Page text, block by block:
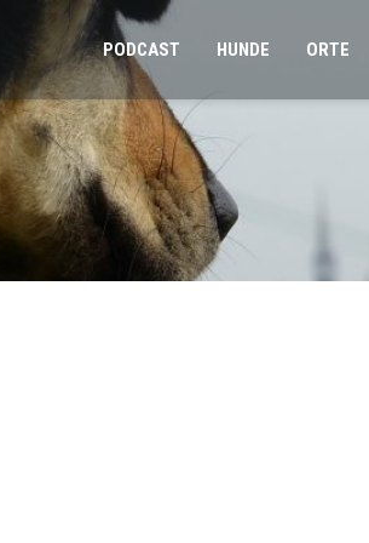
PODCAST HUNDE ORTE